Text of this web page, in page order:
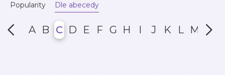
Popularity Dle abecedy
A B C D E F G H I J K L M N